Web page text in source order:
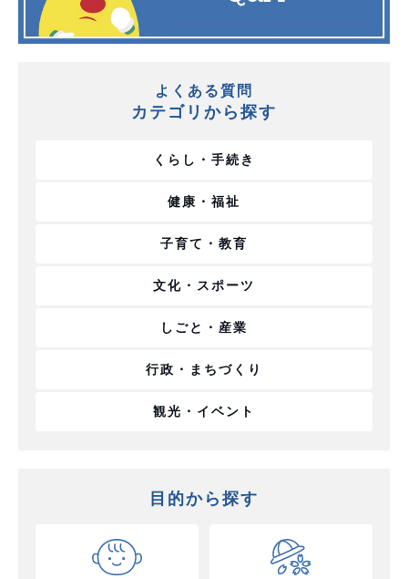
よくある質問
カテゴリから探す
くらし・手続き
健康・福祉
子育て・教育
文化・スポーツ
しごと・産業
行政・まちづくり
観光・イベント
目的から探す